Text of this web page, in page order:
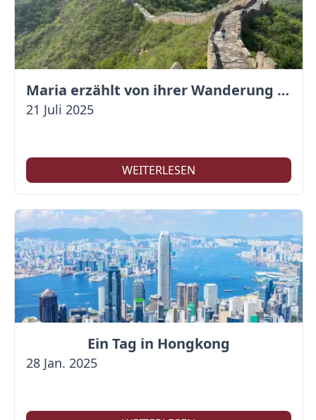
Maria erzählt von ihrer Wanderung auf der Großen Mauer
21 Juli 2025
WEITERLESEN
Ein Tag in Hongkong
28 Jan. 2025